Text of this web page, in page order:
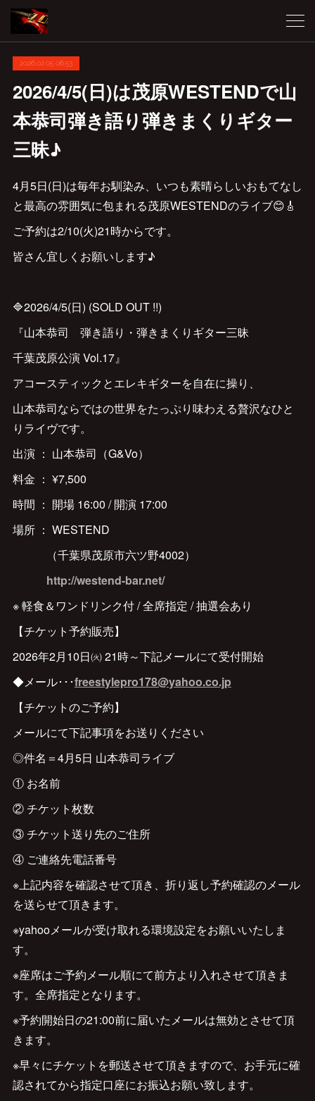
2026.02.05 06:53
2026/4/5(日)は茂原WESTENDで山
本恭司弾き語り弾きまくりギター
三昧♪
4月5日(日)は毎年お馴染み、いつも素晴らしいおもてなし
と最高の雰囲気に包まれる茂原WESTENDのライブ😊🎸
ご予約は2/10(火)21時からです。
皆さん宜しくお願いします♪
🔷2026/4/5(日) (SOLD OUT !!)
『山本恭司 弾き語り・弾きまくりギター三昧
千葉茂原公演 Vol.17』
アコースティックとエレキギターを自在に操り、
山本恭司ならではの世界をたっぷり味わえる贅沢なひと
りライヴです。
出演 ： 山本恭司（G&Vo）
料金 ： ¥7,500
時間 ： 開場 16:00 / 開演 17:00
場所 ： WESTEND
（千葉県茂原市六ツ野4002）
http://westend-bar.net/
※ 軽食＆ワンドリンク付 / 全席指定 / 抽選会あり
【チケット予約販売】
2026年2月10日㈫ 21時～下記メールにて受付開始
◆メール･･･freestylepro178@yahoo.co.jp
【チケットのご予約】
メールにて下記事項をお送りください
◎件名＝4月5日 山本恭司ライブ
① お名前
② チケット枚数
③ チケット送り先のご住所
④ ご連絡先電話番号
※上記内容を確認させて頂き、折り返し予約確認のメール
を送らせて頂きます。
※yahooメールが受け取れる環境設定をお願いいたしま
す。
※座席はご予約メール順にて前方より入れさせて頂きま
す。全席指定となります。
※予約開始日の21:00前に届いたメールは無効とさせて頂
きます。
※早々にチケットを郵送させて頂きますので、お手元に確
認されてから指定口座にお振込お願い致します。